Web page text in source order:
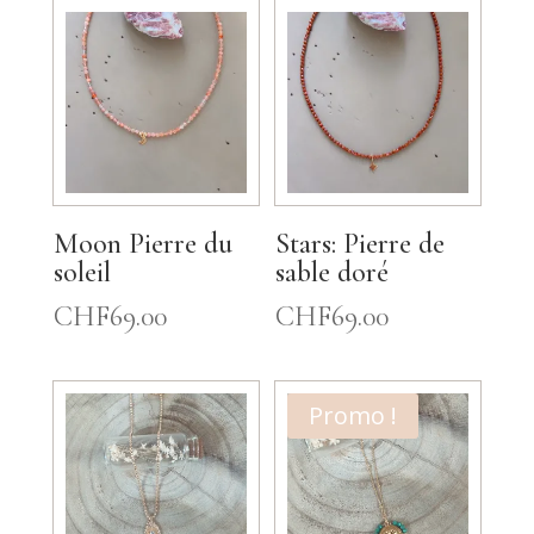
Moon Pierre du
soleil
CHF69.00
Stars: Pierre de
sable doré
CHF69.00
Promo !